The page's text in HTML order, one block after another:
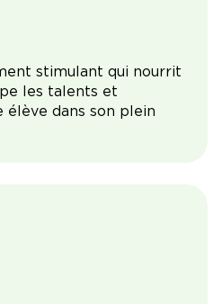
stimulant qui nourrit
les talents et
élève dans son plein